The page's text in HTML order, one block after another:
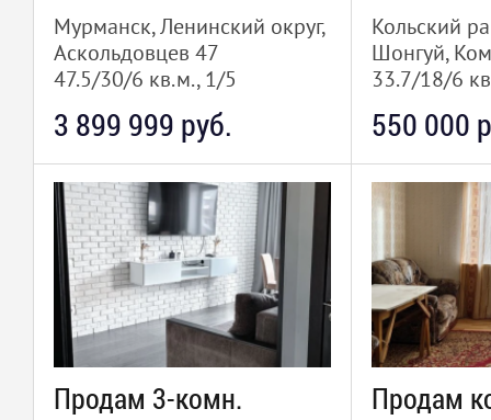
Мурманск, Ленинский округ,
Аскольдовцев 47
47.5/30/6 кв.м., 1/5
3 899 999 руб.
Кольский
Шонгуй,
33.7/18/6
550 000
Продам 3-комн.
Продам